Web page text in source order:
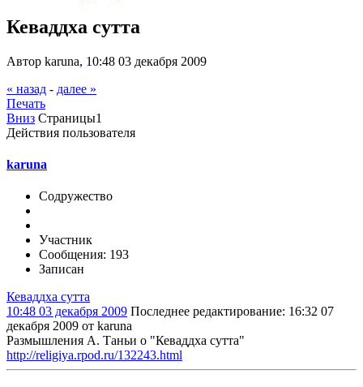
Кеваддха сутта
Автор karuna, 10:48 03 декабря 2009
« назад - далее »
Печать
Вниз Страницы1
Действия пользователя
karuna
Содружество
Участник
Сообщения: 193
Записан
Кеваддха сутта
10:48 03 декабря 2009 Последнее редактирование: 16:32 07
декабря 2009 от karuna
Размышления А. Таньи о "Кеваддха сутта"
http://religiya.rpod.ru/132243.html